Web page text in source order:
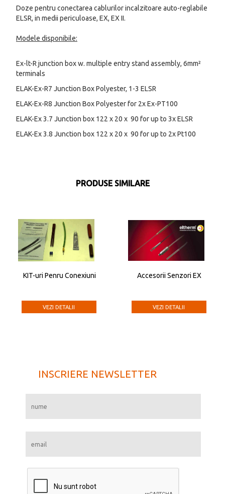
Doze pentru conectarea cablurilor incalzitoare auto-reglabile
ELSR, in medii periculoase, EX, EX II.
Modele disponibile:
Ex-lt-R junction box w. multiple entry stand assembly, 6mm²
terminals
ELAK-Ex-R7 Junction Box Polyester, 1-3 ELSR
ELAK-Ex-R8 Junction Box Polyester for 2x Ex-PT100
ELAK-Ex 3.7 Junction box 122 x 20 x 90 for up to 3x ELSR
ELAK-Ex 3.8 Junction box 122 x 20 x 90 for up to 2x Pt100
PRODUSE SIMILARE
KIT-uri Penru Conexiuni
VEZI DETALII
Accesorii Senzori EX
VEZI DETALII
INSCRIERE NEWSLETTER